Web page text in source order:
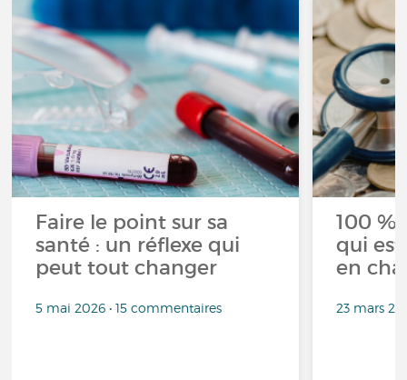
Faire le point sur sa
santé : un réflexe qui
peut tout changer
5 mai 2026 • 15 commentaires
100 %
qui
en
23 mars